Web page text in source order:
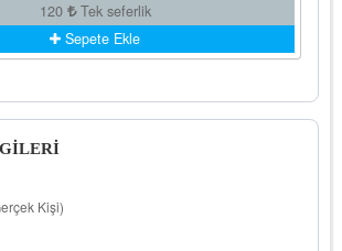
120
Tek seferlik
Sepete Ekle
Kişi)